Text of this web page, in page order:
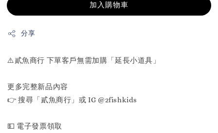
加入購物車
分享
⚠️貳魚商行 下單客戶無需加購「延長小道具」
更多完整新品內容
👉 搜尋「貳魚商行」或 IG @2fishkids
💵 電子發票領取